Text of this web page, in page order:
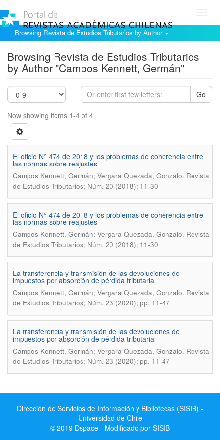
Browsing Revista de Estudios Tributarios by Author
Browsing Revista de Estudios Tributarios
by Author "Campos Kennett, Germán"
Go
Now showing items 1-4 of 4
El oficio N° 474 de 2018 y los problemas de coherencia entre
las normas sobre reajustes
Campos Kennett, Germán; Vergara Quezada, Gonzalo. Revista
de Estudios Tributarios; Núm. 20 (2018); 11-30
El oficio N° 474 de 2018 y los problemas de coherencia entre
las normas sobre reajustes
Campos Kennett, Germán; Vergara Quezada, Gonzalo. Revista
de Estudios Tributarios; Núm. 20 (2018); 11-30
La transferencia y transmisión de las devoluciones de
impuestos por absorción de pérdida tributaria
Campos Kennett, Germán; Vergara Quezada, Gonzalo. Revista
de Estudios Tributarios; Núm. 23 (2020); pp. 11-47
La transferencia y transmisión de las devoluciones de
impuestos por absorción de pérdida tributaria
Campos Kennett, Germán; Vergara Quezada, Gonzalo. Revista
de Estudios Tributarios; Núm. 23 (2020); pp. 11-47
Dirección de Servicios de Información y Bibliotecas (SISIB) -
Universidad de Chile
© 2019 Dspace - Modificado por SISIB